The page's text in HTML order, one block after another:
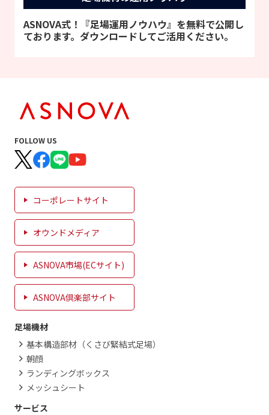
ASNOVA式！『足場運用ノウハウ』を無料で公開し
ております。ダウンロードしてご活用ください。
FOLLOW US
コーポレートサイト
オウンドメディア
ASNOVA市場(ECサイト)
ASNOVA倶楽部サイト
足場機材
基本構造部材（くさび緊結式足場）
朝顔
ランディングボックス
メッシュシート
サービス